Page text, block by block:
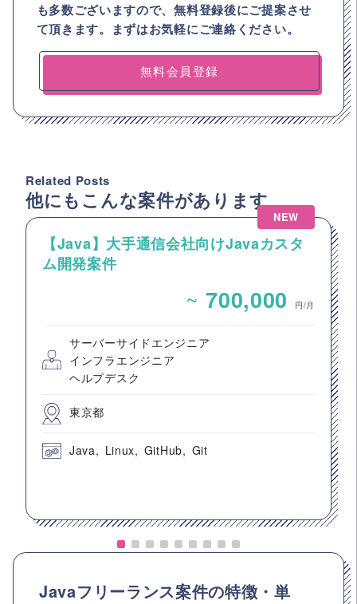
も多数ございますので、無料登録後にご提案させ
て頂きます。まずはお気軽にご連絡ください。
無料会員登録
Related Posts
他にもこんな案件があります
NEW
【Java】大手通信会社向けJavaカスタ
ム開発案件
~ 700,000 円/月
サーバーサイドエンジニア
インフラエンジニア
ヘルプデスク
東京都
Java Linux GitHub Git
Javaフリーランス案件の特徴・単